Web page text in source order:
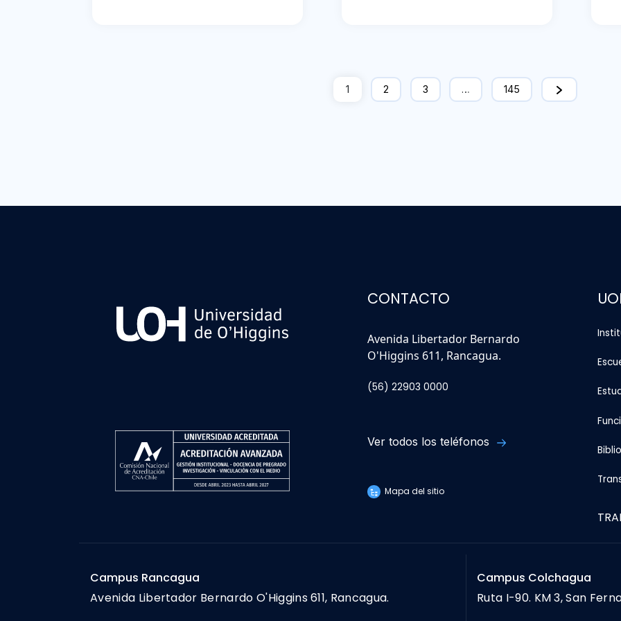
1 2 3 … 145
CONTACTO
Avenida Libertador Bernardo
O'Higgins 611, Rancagua.
(56) 22903 0000
Ver todos los teléfonos
Mapa del sitio
Campus Rancagua
Avenida Libertador Bernardo O'Higgins 611, Rancagua.
Campus Colchagua
Ruta I-90. KM 3, San